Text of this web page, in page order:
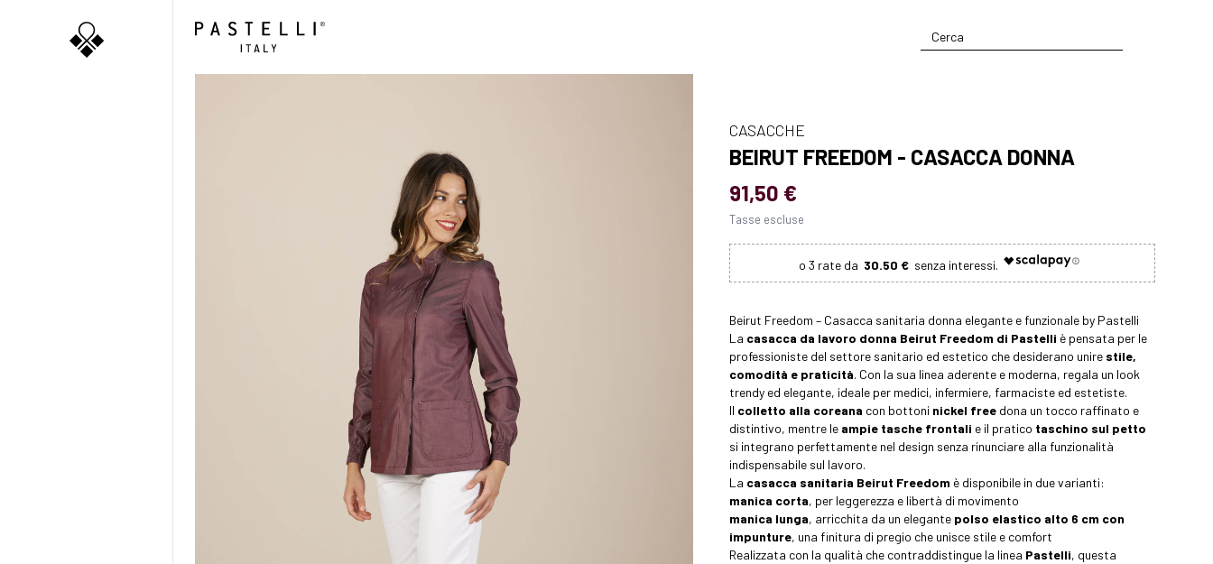
CASACCHE
BEIRUT FREEDOM - CASACCA DONNA
91,50 €
Tasse escluse
30.50 €
Beirut Freedom – Casacca sanitaria donna elegante e funzionale by Pastelli
La casacca da lavoro donna Beirut Freedom di Pastelli è pensata per le
professioniste del settore sanitario ed estetico che desiderano unire stile,
comodità e praticità. Con la sua linea aderente e moderna, regala un look
trendy ed elegante, ideale per medici, infermiere, farmaciste ed estetiste.
Il colletto alla coreana con bottoni nickel free dona un tocco raffinato e
distintivo, mentre leampie tasche frontali e il pratico taschino sul petto
si integrano perfettamente nel design senza rinunciare alla funzionalità
indispensabile sul lavoro.
La casacca sanitaria Beirut Freedom è disponibile in due varianti:
manica corta, per leggerezza e libertà di movimento
manica lunga, arricchita da un elegante polso elastico alto 6 cm con
impunture, una finitura di pregio che unisce stile e comfort
Realizzata con la qualità che contraddistingue la linea Pastelli, questa